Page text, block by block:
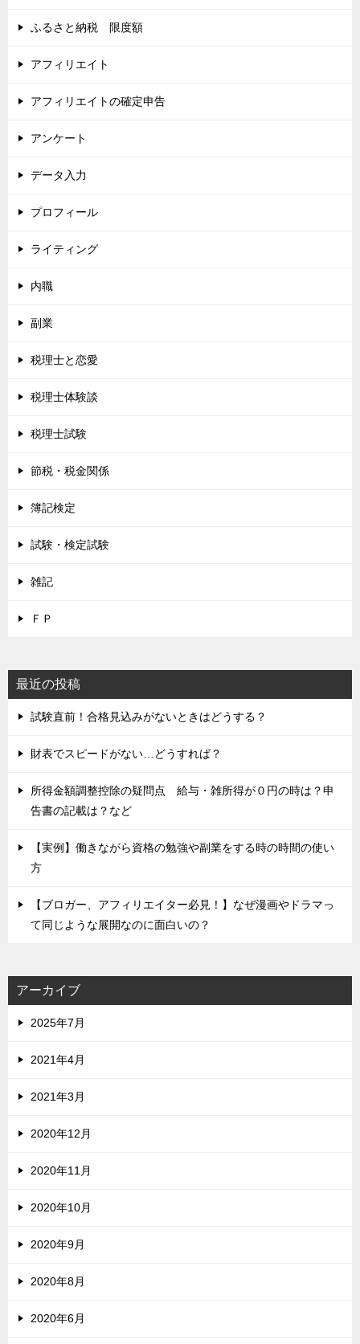
ふるさと納税 限度額
アフィリエイト
アフィリエイトの確定申告
アンケート
データ入力
プロフィール
ライティング
内職
副業
税理士と恋愛
税理士体験談
税理士試験
節税・税金関係
簿記検定
試験・検定試験
雑記
ＦＰ
最近の投稿
試験直前！合格見込みがないときはどうする？
財表でスピードがない…どうすれば？
所得金額調整控除の疑問点 給与・雑所得が０円の時は？申
告書の記載は？など
【実例】働きながら資格の勉強や副業をする時の時間の使い
方
【ブロガー、アフィリエイター必見！】なぜ漫画やドラマっ
て同じような展開なのに面白いの？
アーカイブ
2025年7月
2021年4月
2021年3月
2020年12月
2020年11月
2020年10月
2020年9月
2020年8月
2020年6月